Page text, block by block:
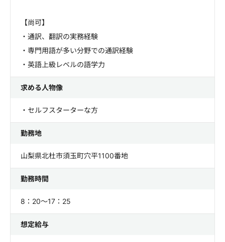
【尚可】
・通訳、翻訳の実務経験
・専門用語が多い分野での通訳経験
・英語上級レベルの語学力
求める人物像
・セルフスターターな方
勤務地
山梨県北杜市須玉町穴平1100番地
勤務時間
8：20～17：25
想定給与